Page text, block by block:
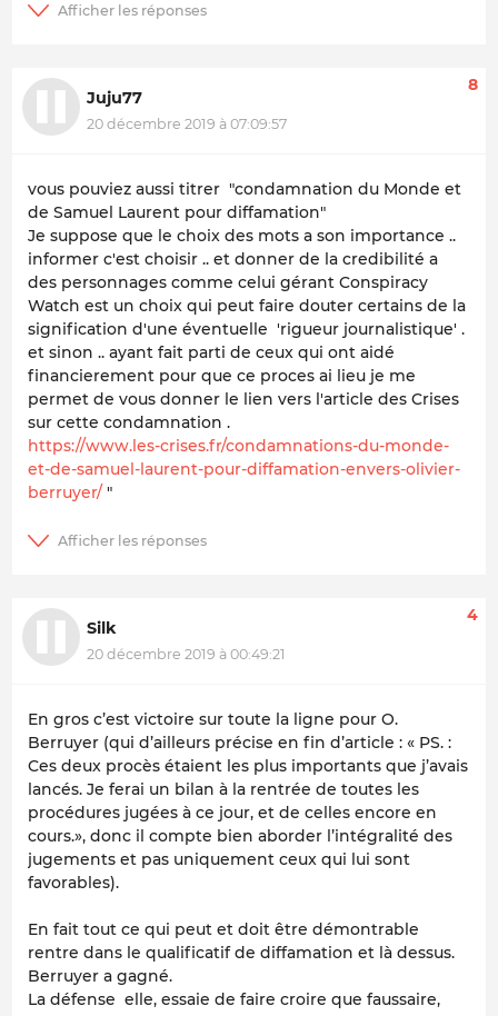
Juju77
20 décembre 2019 à 07:09:57
8
vous pouviez aussi titrer "condamnation du Monde et
de Samuel Laurent pour diffamation"
Je suppose que le choix des mots a son importance ..
informer c'est choisir .. et donner de la credibilité a
des personnages comme celui gérant Conspiracy
Watch est un choix qui peut faire douter certains de la
signification d'une éventuelle 'rigueur journalistique' .
et sinon .. ayant fait parti de ceux qui ont aidé
financierement pour que ce proces ai lieu je me
permet de vous donner le lien vers l'article des Crises
sur cette condamnation .
https://www.les-crises.fr/condamnations-du-monde-
et-de-samuel-laurent-pour-diffamation-envers-olivier-
berruyer/ "
Silk
20 décembre 2019 à 00:49:21
4
En gros c’est victoire sur toute la ligne pour O.
Berruyer (qui d’ailleurs précise en fin d’article : « PS. :
Ces deux procès étaient les plus importants que j’avais
lancés. Je ferai un bilan à la rentrée de toutes les
procédures jugées à ce jour, et de celles encore en
cours.», donc il compte bien aborder l’intégralité des
jugements et pas uniquement ceux qui lui sont
favorables).
En fait tout ce qui peut et doit être démontrable
rentre dans le qualificatif de diffamation et là dessus.
Berruyer a gagné.
La défense elle, essaie de faire croire que faussaire,